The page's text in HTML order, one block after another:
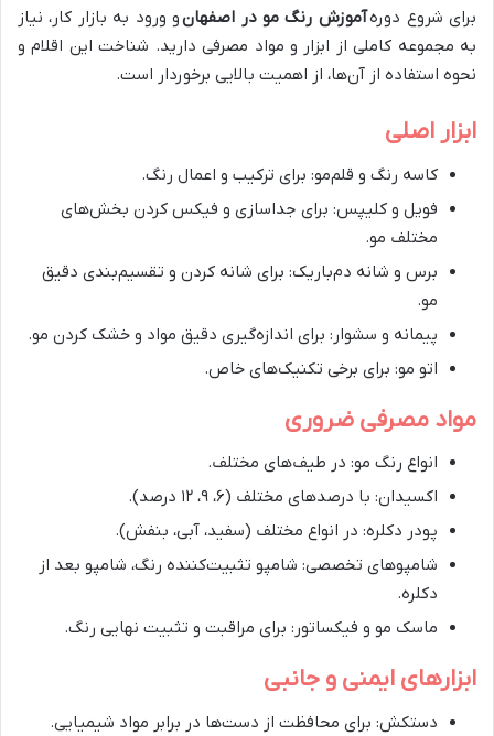
برای شروع دورهآموزش رنگ مو در اصفهانو ورود به بازار کار، نیاز
به مجموعه کاملی از ابزار و مواد مصرفی دارید. شناخت این اقلام و
نحوه استفاده از آن‌ها، از اهمیت بالایی برخوردار است.
ابزار اصلی
کاسه رنگ و قلم‌مو: برای ترکیب و اعمال رنگ.
فویل و کلیپس: برای جداسازی و فیکس کردن بخش‌های
مختلف مو.
برس و شانه دم‌باریک: برای شانه کردن و تقسیم‌بندی دقیق
مو.
پیمانه و سشوار: برای اندازه‌گیری دقیق مواد و خشک کردن مو.
اتو مو: برای برخی تکنیک‌های خاص.
مواد مصرفی ضروری
انواع رنگ مو: در طیف‌های مختلف.
اکسیدان: با درصدهای مختلف (۶، ۹، ۱۲ درصد).
پودر دکلره: در انواع مختلف (سفید، آبی، بنفش).
شامپوهای تخصصی: شامپو تثبیت‌کننده رنگ، شامپو بعد از
دکلره.
ماسک مو و فیکساتور: برای مراقبت و تثبیت نهایی رنگ.
ابزارهای ایمنی و جانبی
دستکش: برای محافظت از دست‌ها در برابر مواد شیمیایی.